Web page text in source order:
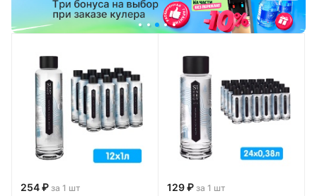
254 ₽ за 1 шт
129 ₽ за 1 шт